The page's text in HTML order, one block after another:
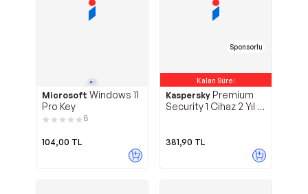
Microsoft Windows 11
Pro Key
8
104,00 TL
Sponsorlu
Kalan Süre :
Kaspersky Premium
Security 1 Cihaz 2 Yıl (
381,90 TL